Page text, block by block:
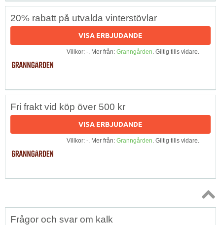
20% rabatt på utvalda vinterstövlar
VISA ERBJUDANDE
Villkor: -. Mer från: Granngården. Giltig tills vidare.
Fri frakt vid köp över 500 kr
VISA ERBJUDANDE
Villkor: -. Mer från: Granngården. Giltig tills vidare.
Topp
Frågor och svar om kalk